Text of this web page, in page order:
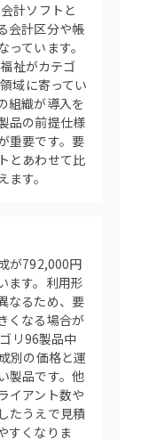
計ソフトと
会計区分や帳
ています。
祉がカテゴ
域に寄ってい
組織が導入を
品の前提仕様
重要です。要
とあわせて比
す。
が792,000円
ます。利用形
なるため、要
くなる場合が
リ96製品中
別の価格と運
製品です。他
イアント数や
たうえで見積
すくなりま